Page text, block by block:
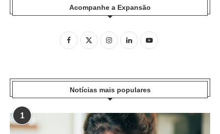
Acompanhe a Expansão
Notícias mais populares
1